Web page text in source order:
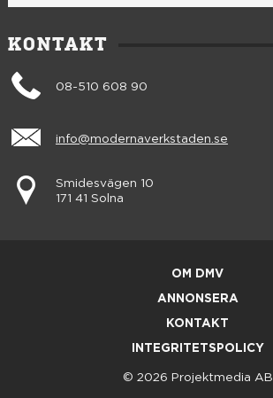
KONTAKT
08-510 608 90
info@modernaverkstaden.se
Smidesvägen 10
171 41 Solna
OM DMV
ANNONSERA
KONTAKT
INTEGRITETSPOLICY
© 2026 Projektmedia AB